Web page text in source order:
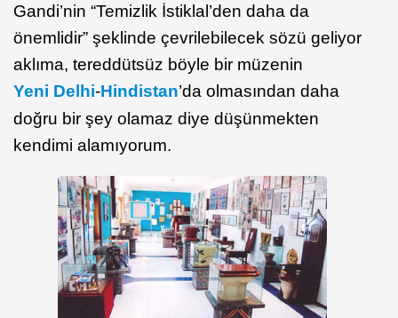
Gandi’nin “Temizlik İstiklal’den daha da
önemlidir” şeklinde çevrilebilecek sözü geliyor
aklıma, tereddütsüz böyle bir müzenin
Yeni Delhi-Hindistan’da olmasından daha
doğru bir şey olamaz diye düşünmekten
kendimi alamıyorum.